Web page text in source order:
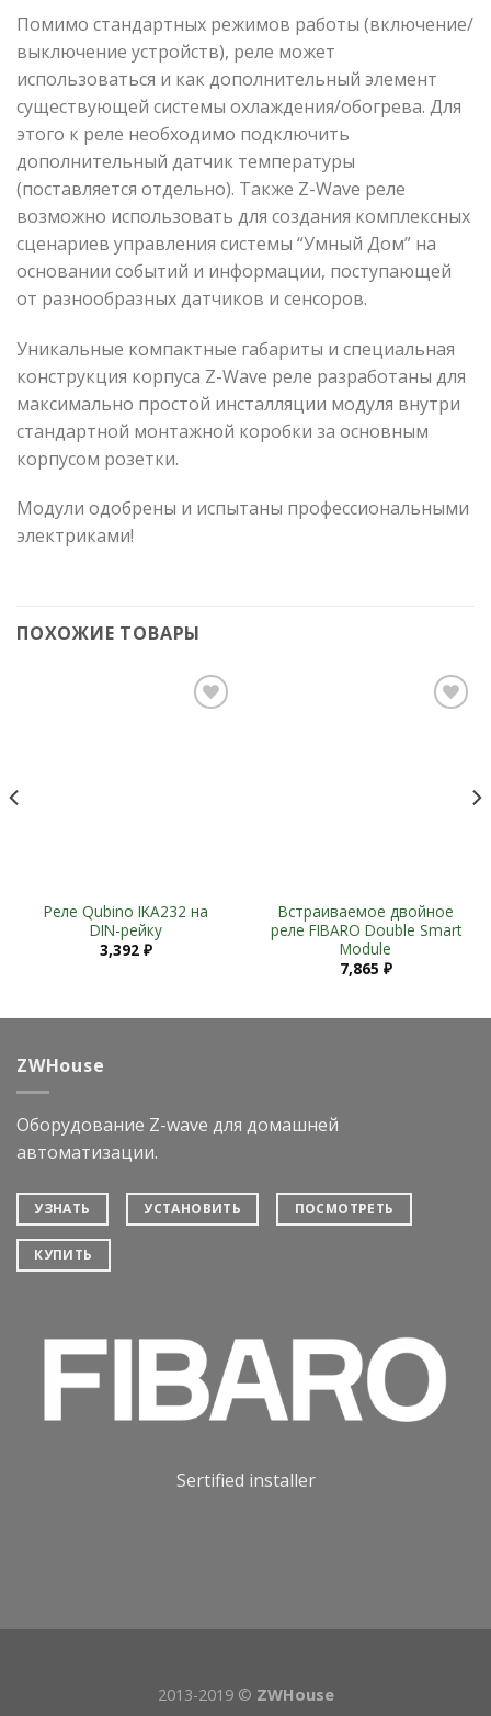
Помимо стандартных режимов работы (включение/
выключение устройств), реле может
использоваться и как дополнительный элемент
существующей системы охлаждения/обогрева. Для
этого к реле необходимо подключить
дополнительный датчик температуры
(поставляется отдельно). Также Z-Wave реле
возможно использовать для создания комплексных
сценариев управления системы “Умный Дом” на
основании событий и информации, поступающей
от разнообразных датчиков и сенсоров.
Уникальные компактные габариты и специальная
конструкция корпуса Z-Wave реле разработаны для
максимально простой инсталляции модуля внутри
стандартной монтажной коробки за основным
корпусом розетки.
Модули одобрены и испытаны профессиональными
электриками!
ПОХОЖИЕ ТОВАРЫ
Реле Qubino IKA232 на
DIN-рейку
3,392 ₽
Встраиваемое двойное
реле FIBARO Double Smart
Module
7,865 ₽
ZWHouse
Оборудование Z-wave для домашней
автоматизации.
УЗНАТЬ УСТАНОВИТЬ ПОСМОТРЕТЬ
КУПИТЬ
Sertified installer
2013-2019 © ZWHouse